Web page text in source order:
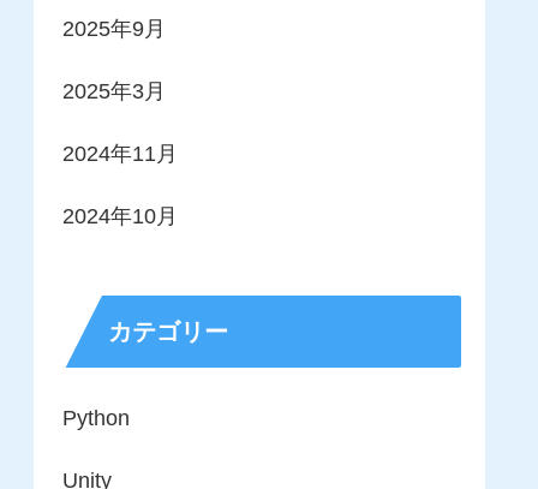
2025年9月
2025年3月
2024年11月
2024年10月
カテゴリー
Python
Unity